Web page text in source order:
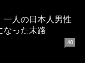
一人の日本人男性
なった末路
40